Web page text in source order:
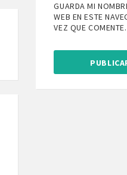
GUARDA MI
WEB EN ESTE
VEZ QUE COMENTE.